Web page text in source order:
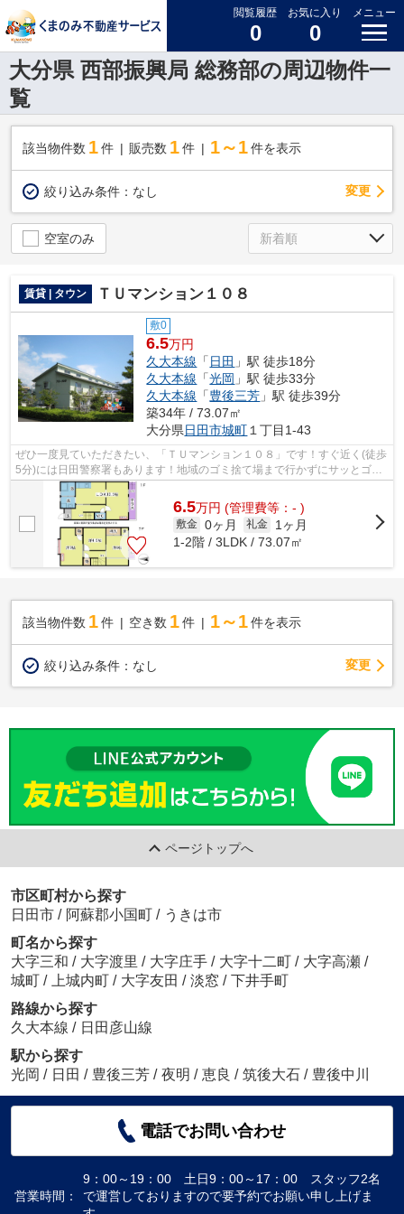
閲覧履歴
0
お気に入り
0
メニュー
大分県 西部振興局 総務部の周辺物件一
覧
該当物件数 1件 販売数 1 件 1～1 件を表示
絞り込み条件： なし 変更
空室のみ
賃貸 | タウン ＴＵマンション１０８
敷0
6.5万円
久大本線 「 日田 」駅 徒歩18分
久大本線 「光岡 」駅 徒歩33分
久大本線 「豊後三芳 」駅 徒歩39分
築34年 / 73.07㎡
大分県日田市城町 １丁目1-43
ぜひ一度見ていただきたい、「ＴＵマンション１０８」です！すぐ近く(徒歩
5分)には日田警察署もあります！地域のゴミ捨て場まで行かずにサッとゴミ
出しできるように、共用部にゴミ捨て...
6.5万円 (管理費等：- )
敷金 0ヶ月 礼金
1ヶ月
1-2階 / 3LDK / 73.07㎡
該当物件数 1件 空き数 1 件 1～1 件を表示
絞り込み条件： なし 変更
ページトップへ
市区町村から探す
日田市 / 阿蘇郡小国町 / うきは市
町名から探す
大字三和 / 大字渡里 / 大字庄手 / 大字十二町 / 大字高瀬 /
城町 / 上城内町 / 大字友田 / 淡窓 / 下井手町
路線から探す
久大本線 / 日田彦山線
駅から探す
光岡 / 日田 / 豊後三芳 / 夜明 / 恵良 / 筑後大石 / 豊後中川
電話でお問い合わせ
営業時間：
9：00～19：00 土日9：00～17：00 スタッフ2名
で運営しておりますので要予約でお願い申し上げま